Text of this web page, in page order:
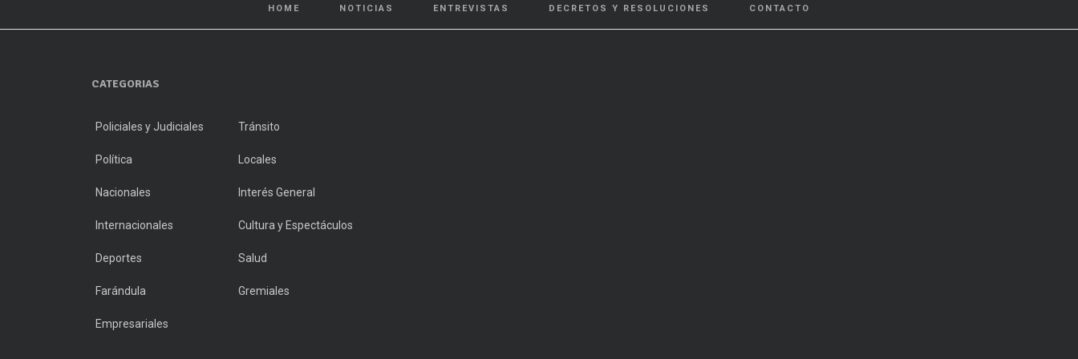
HOME NOTICIAS ENTREVISTAS DECRETOS Y RESOLUCIONES CONTACTO
CATEGORIAS
Policiales y Judiciales Tránsito
Política Locales
Nacionales Interés General
Internacionales Cultura y Espectáculos
Deportes Salud
Farándula Gremiales
Empresariales